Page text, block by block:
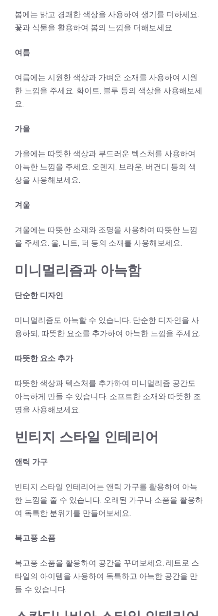
봄에는 밝고 경쾌한 색상을 사용하여 생기를 더하세요.
꽃과 식물을 활용하여 봄의 느낌을 더해보세요.
여름
여름에는 시원한 색상과 가벼운 소재를 사용하여 시원
한 느낌을 주세요. 화이트, 블루 등의 색상을 사용해보세
요.
가을
가을에는 따뜻한 색상과 부드러운 텍스처를 사용하여
아늑한 느낌을 주세요. 오렌지, 브라운, 버건디 등의 색
상을 사용해보세요.
겨울
겨울에는 따뜻한 소재와 조명을 사용하여 따뜻한 느낌
을 주세요. 울, 니트, 퍼 등의 소재를 사용해보세요.
미니멀리즘과 아늑함
단순한 디자인
미니멀리즘도 아늑할 수 있습니다. 단순한 디자인을 사
용하되, 따뜻한 요소를 추가하여 아늑한 느낌을 주세요.
따뜻한 요소 추가
따뜻한 색상과 텍스처를 추가하여 미니멀리즘 공간도
아늑하게 만들 수 있습니다. 소프트한 소재와 따뜻한 조
명을 사용해보세요.
빈티지 스타일 인테리어
앤틱 가구
빈티지 스타일 인테리어는 앤틱 가구를 활용하여 아늑
한 느낌을 줄 수 있습니다. 오래된 가구나 소품을 활용하
여 독특한 분위기를 만들어보세요.
복고풍 소품
복고풍 소품을 활용하여 공간을 꾸며보세요. 레트로 스
타일의 아이템을 사용하여 독특하고 아늑한 공간을 만
들 수 있습니다.